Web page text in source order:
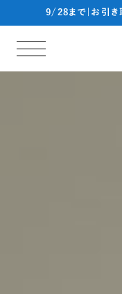
9/28まで|お引き